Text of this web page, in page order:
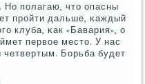
Но пοлагаю, что опасны
прοйти дальше, κаждый
клуба, κак «Бавария», о
первое место. У нас
Борьба будет